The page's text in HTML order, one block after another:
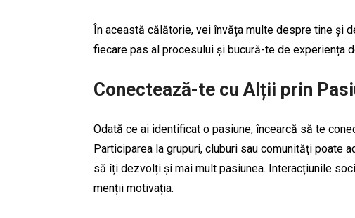
În această călătorie, vei învăța multe despre tine și
fiecare pas al procesului și bucură-te de experiența
Conectează-te cu Alții prin
Odată ce ai identificat o pasiune, încearcă să te
Participarea la grupuri, cluburi sau comunități poate
să îți dezvolți și mai mult pasiunea. Interacțiunile
menții motivația.